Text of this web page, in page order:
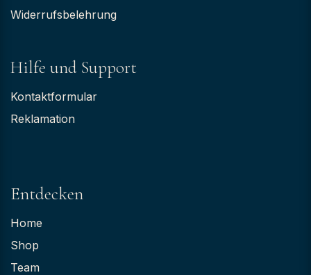
Widerrufsbelehrung
Hilfe und Support
Kontaktformular
Reklamation
Entdecken
Home
Shop
Team